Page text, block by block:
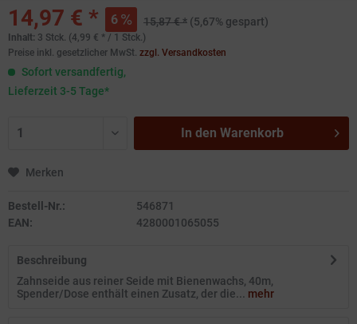
14,97 € * 6 15,87 € * (5,67% gespart)
Inhalt: 3 Stck. (4,99 € * / 1 Stck.)
Preise inkl. gesetzlicher MwSt. zzgl. Versandkosten
Sofort versandfertig,
Lieferzeit 3-5 Tage*
In den Warenkorb
Merken
Bestell-Nr.:
546871
EAN:
4280001065055
Beschreibung
Zahnseide aus reiner Seide mit Bienenwachs, 40m,
Spender/Dose enthält einen Zusatz, der die... mehr